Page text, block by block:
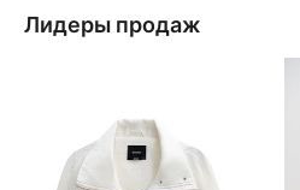
Лидеры продаж